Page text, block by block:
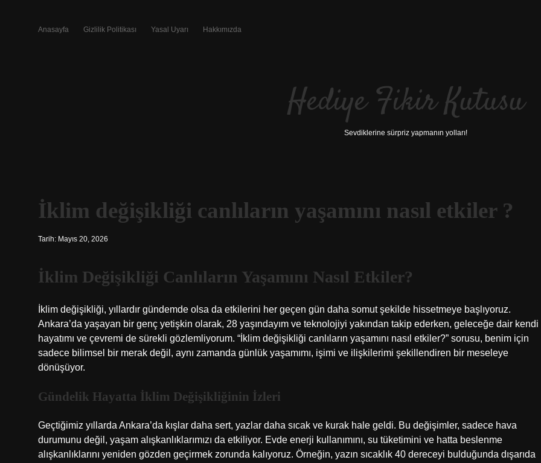
Anasayfa Gizlilik Politikası Yasal Uyarı Hakkımızda
Hediye Fikir Kutusu
Sevdiklerine sürpriz yapmanın yolları!
İklim değişikliği canlıların yaşamını nasıl etkiler ?
Tarih: Mayıs 20, 2026
İklim Değişikliği Canlıların Yaşamını Nasıl Etkiler?
İklim değişikliği, yıllardır gündemde olsa da etkilerini her geçen gün daha somut şekilde hissetmeye başlıyoruz.
Ankara’da yaşayan bir genç yetişkin olarak, 28 yaşındayım ve teknolojiyi yakından takip ederken, geleceğe dair kendi
hayatımı ve çevremi de sürekli gözlemliyorum. “İklim değişikliği canlıların yaşamını nasıl etkiler?” sorusu, benim için
sadece bilimsel bir merak değil, aynı zamanda günlük yaşamımı, işimi ve ilişkilerimi şekillendiren bir meseleye
dönüşüyor.
Gündelik Hayatta İklim Değişikliğinin İzleri
Geçtiğimiz yıllarda Ankara’da kışlar daha sert, yazlar daha sıcak ve kurak hale geldi. Bu değişimler, sadece hava
durumunu değil, yaşam alışkanlıklarımızı da etkiliyor. Evde enerji kullanımını, su tüketimini ve hatta beslenme
alışkanlıklarını yeniden gözden geçirmek zorunda kalıyoruz. Örneğin, yazın sıcaklık 40 dereceyi bulduğunda dışarıda